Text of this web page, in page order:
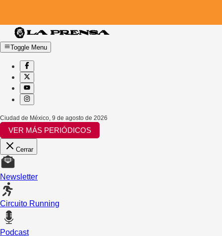
Toggle Menu
Ciudad de México 9 de agosto de 2026
VER MÁS PERIÓDICOS
Cerrar
Newsletter
Circuito Running
Podcast